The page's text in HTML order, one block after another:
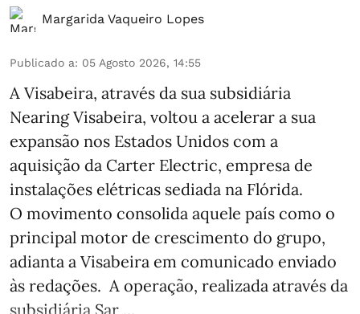
Margarida Vaqueiro Lopes
Publicado a: 05 Agosto 2026, 14:55
A Visabeira, através da sua subsidiária
Nearing Visabeira, voltou a acelerar a sua
expansão nos Estados Unidos com a
aquisição da Carter Electric, empresa de
instalações elétricas sediada na Flórida.
O movimento consolida aquele país como o
principal motor de crescimento do grupo,
adianta a Visabeira em comunicado enviado
às redações. A operação, realizada através da
subsidiária Sar ...